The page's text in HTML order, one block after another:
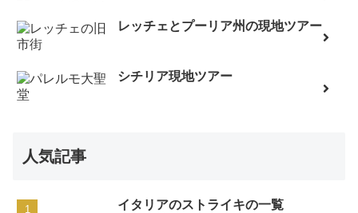
レッチェとプーリア州の現地ツアー
シチリア現地ツアー
人気記事
イタリアのストライキの一覧